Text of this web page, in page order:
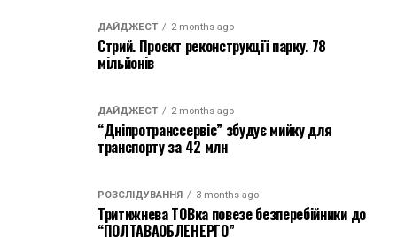
ДАЙДЖЕСТ 2 months ago
Стрий. Проєкт реконструкції парку. 78
мільйонів
ДАЙДЖЕСТ 2 months ago
“Дніпротранссервіс” збудує мийку для
транспорту за 42 млн
РОЗСЛІДУВАННЯ 3 months ago
Тритижнева ТОВка повезе безперебійники до
“ПОЛТАВАОБЛЕНЕРГО”